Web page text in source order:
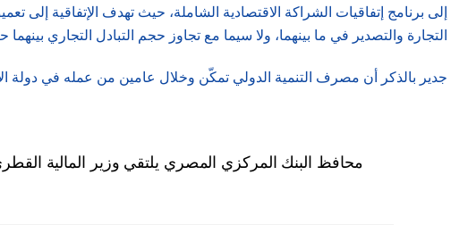
إلى برنامج إتفاقيات الشراكة الاقتصادية الشاملة، حيث تهدف الإتفاقية إلى
التجارة والتصدير في ما بينهما، ولا سيما مع تجاوز حجم التبادل التجاري بينهما حاجز 27 مليار دولار
محافظ البنك المركزي المصري يلتقي وزير المالية